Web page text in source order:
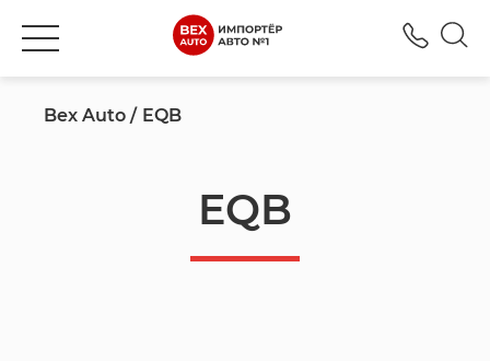
Bex Auto EQB
EQB